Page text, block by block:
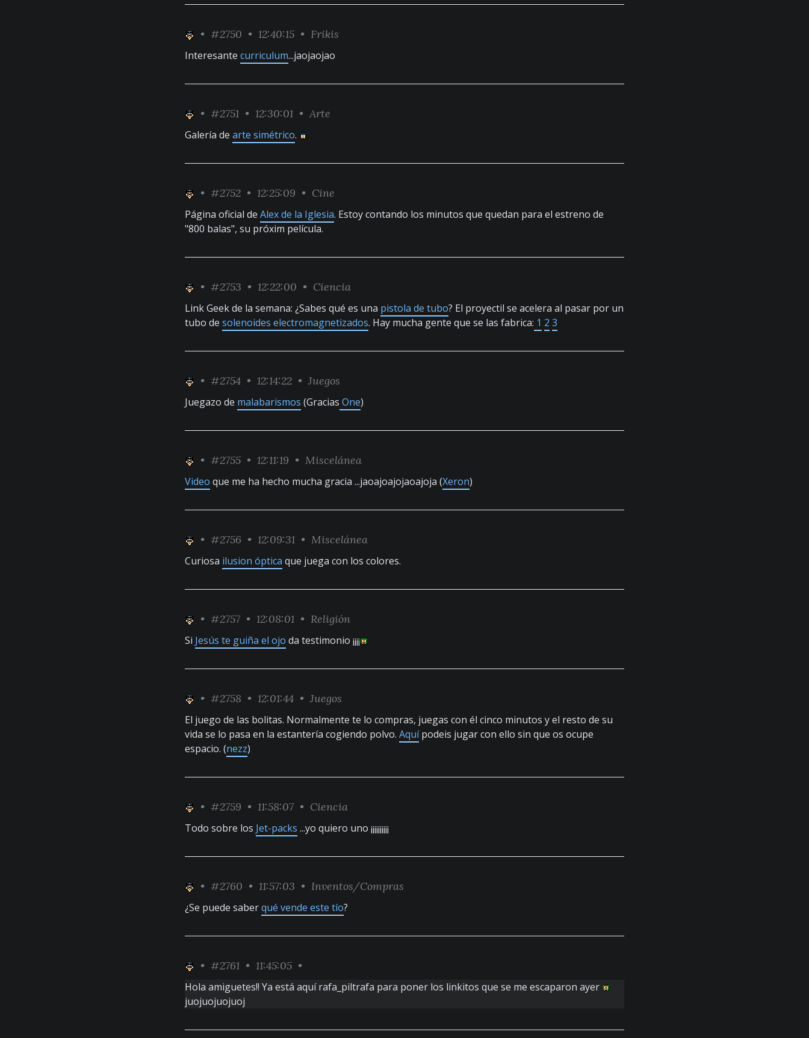
• #2750 • 12:40:15 • Frikis
Interesante curriculum...jaojaojao
• #2751 • 12:30:01 • Arte
Galería de arte simétrico.
• #2752 • 12:25:09 • Cine
Página oficial de Alex de la Iglesia. Estoy contando los minutos que quedan para el estreno de
"800 balas", su próxim película.
• #2753 • 12:22:00 • Ciencia
Link Geek de la semana: ¿Sabes qué es una pistola de tubo? El proyectil se acelera al pasar por un
tubo de solenoides electromagnetizados. Hay mucha gente que se las fabrica: 1 2 3
• #2754 • 12:14:22 • Juegos
Juegazo de malabarismos (Gracias One)
• #2755 • 12:11:19 • Miscelánea
Video que me ha hecho mucha gracia ...jaoajoajojaoajoja (Xeron)
• #2756 • 12:09:31 • Miscelánea
Curiosa ilusion óptica que juega con los colores.
• #2757 • 12:08:01 • Religión
Si Jesús te guiña el ojo da testimonio ¡¡¡¡
• #2758 • 12:01:44 • Juegos
El juego de las bolitas. Normalmente te lo compras, juegas con él cinco minutos y el resto de su
vida se lo pasa en la estantería cogiendo polvo. Aquípodeis jugar con ello sin que os ocupe
espacio. (nezz)
• #2759 • 11:58:07 • Ciencia
Todo sobre los Jet-packs ...yo quiero uno ¡¡¡¡¡¡¡¡¡¡
• #2760 • 11:57:03 • Inventos/Compras
¿Se puede saberqué vende este tío?
• #2761 • 11:45:05 •
Hola amiguetes!! Ya está aquí rafa_piltrafa para poner los linkitos que se me escaparon ayer
juojuojuojuoj